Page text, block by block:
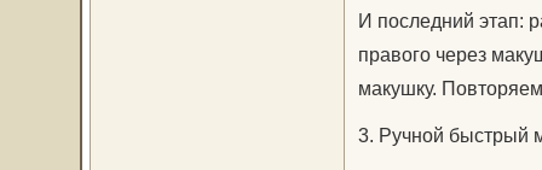
И последний этап:
правого через
макушку.
3. Ручной быстрый